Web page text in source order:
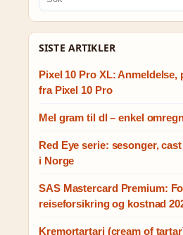
SISTE ARTIKLER
Pixel 10 Pro XL:
fra Pixel 10 Pro
Mel gram til dl – enkel
Red Eye serie: sesonger,
i Norge
SAS Mastercard Premium:
reiseforsikring og kostnad
Kremortartari (cream of